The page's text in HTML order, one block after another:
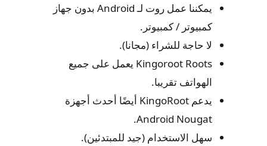
يمكننا عمل روت لـ Android بدون جهاز
كمبيوتر / كمبيوتر.
لا حاجة للشراء (مجانا).
Kingoroot Roots يعمل على جميع
الهواتف تقريبا.
يدعم KingoRoot أيضًا أحدث أجهزة
Android Nougat.
سهل الاستخدام (جيد للمبتدئين).